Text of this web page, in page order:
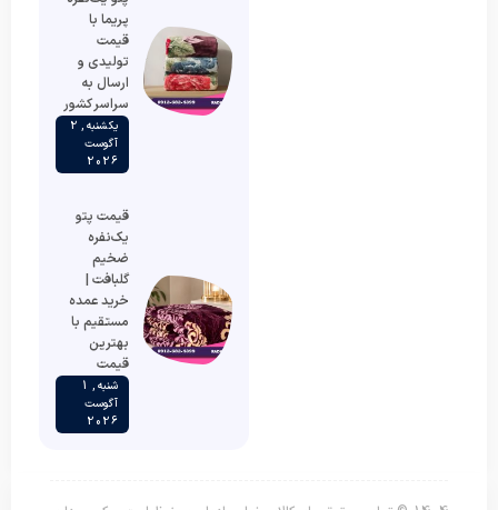
پریما با
قیمت
تولیدی و
ارسال به
سراسر کشور
یکشنبه , 2
آگوست
2026
قیمت پتو
یک‌نفره
ضخیم
گلبافت |
خرید عمده
مستقیم با
بهترین
قیمت
شنبه , 1
آگوست
2026